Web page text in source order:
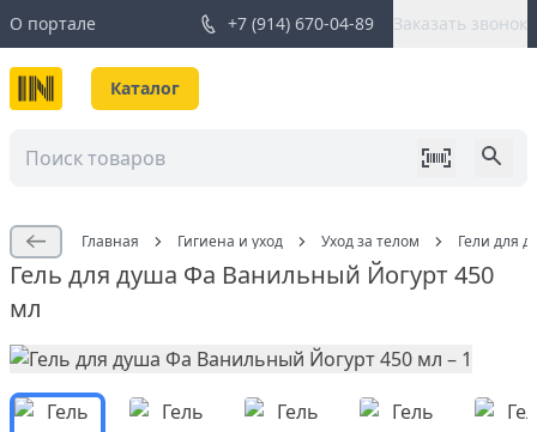
О портале +7 (914) 670-04-89 Заказать звонок
Каталог
Главная Гигиена и уход Уход за телом Гели для
Гель для душа Фа Ванильный Йогурт 450
мл